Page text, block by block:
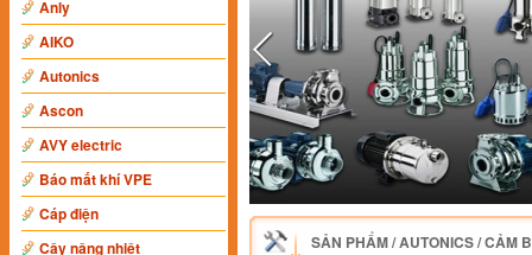
Anly
AIKO
Autonics
Ascon
AVY electric
Báo mất khí VPE
Cáp điện
Cây nâng nhiệt
SẢN PHẨM/AUTONICS/CẢM